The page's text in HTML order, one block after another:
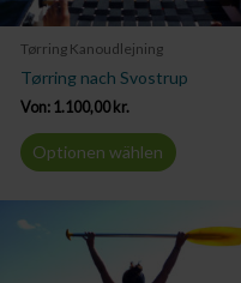
Tørring Kanoudlejning
Tørring nach Svostrup
Von: 1.100,00 kr.
Optionen wählen